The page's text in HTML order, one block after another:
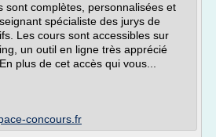
sont complètes, personnalisées et
spécialiste des jurys de
Les cours sont accessibles sur
un outil en ligne très apprécié
plus de cet accès qui vous...
concours.fr